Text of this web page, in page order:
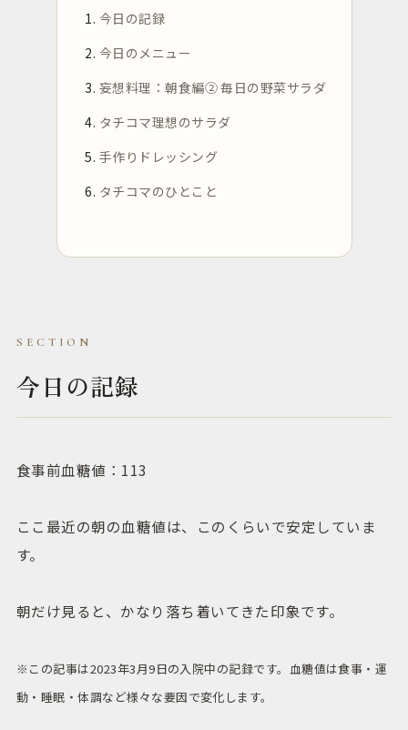
今日の記録
今日のメニュー
妄想料理：朝食編② 毎日の野菜サラダ
タチコマ理想のサラダ
手作りドレッシング
タチコマのひとこと
今日の記録
食事前血糖値：113
ここ最近の朝の血糖値は、このくらいで安定していま
す。
朝だけ見ると、かなり落ち着いてきた印象です。
※この記事は2023年3月9日の入院中の記録です。血糖値は食事・運
動・睡眠・体調など様々な要因で変化します。